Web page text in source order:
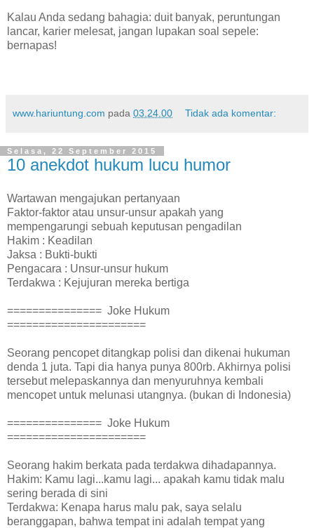
Kalau Anda sedang bahagia: duit banyak, peruntungan
lancar, karier melesat, jangan lupakan soal sepele:
bernapas!
www.hariuntung.com pada 03.24.00 Tidak ada komentar:
Selasa, 22 September 2015
10 anekdot hukum lucu humor
Wartawan mengajukan pertanyaan
Faktor-faktor atau unsur-unsur apakah yang
mempengarungi sebuah keputusan pengadilan
Hakim : Keadilan
Jaksa : Bukti-bukti
Pengacara : Unsur-unsur hukum
Terdakwa : Kejujuran mereka bertiga
=============== Joke Hukum
======================
Seorang pencopet ditangkap polisi dan dikenai hukuman
denda 1 juta. Tapi dia hanya punya 800rb. Akhirnya polisi
tersebut melepaskannya dan menyuruhnya kembali
mencopet untuk melunasi utangnya. (bukan di Indonesia)
=============== Joke Hukum
======================
Seorang hakim berkata pada terdakwa dihadapannya.
Hakim: Kamu lagi...kamu lagi... apakah kamu tidak malu
sering berada di sini
Terdakwa: Kenapa harus malu pak, saya selalu
beranggapan, bahwa tempat ini adalah tempat yang